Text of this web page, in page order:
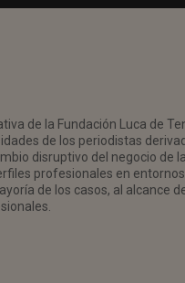
de la Fundación Luca de
de los periodistas
disruptivo del negocio de la
profesionales en
de los casos, al alcance